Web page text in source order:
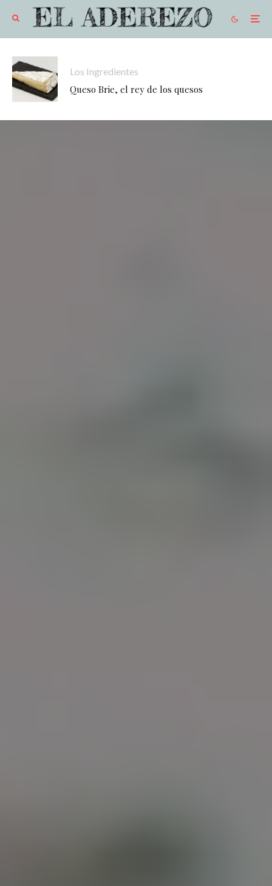
Los Ingredientes
Queso Brie, el rey de los quesos